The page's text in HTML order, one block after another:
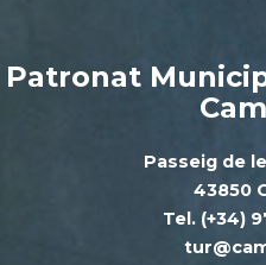
Patronat
Passeig de
43850
Tel. (+34)